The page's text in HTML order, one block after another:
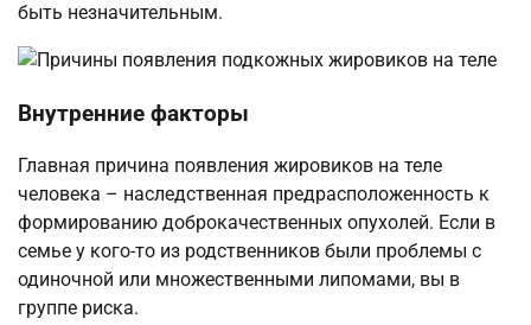
быть незначительным.
Внутренние факторы
Главная причина появления жировиков на теле
человека – наследственная предрасположенность к
формированию доброкачественных опухолей. Если в
семье у кого-то из родственников были проблемы с
одиночной или множественными липомами, вы в
группе риска.